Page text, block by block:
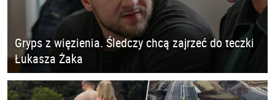
Gryps z więzienia. Śledczy chcą zajrzeć do teczki
Łukasza Żaka